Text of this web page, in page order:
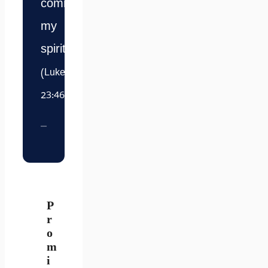
commit
my
spirit.”
(Luke
23:46)
P
r
o
m
i